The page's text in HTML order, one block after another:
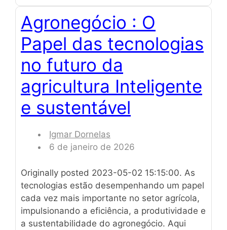
Agronegócio : O
Papel das tecnologias
no futuro da
agricultura Inteligente
e sustentável
Igmar Dornelas
6 de janeiro de 2026
Originally posted 2023-05-02 15:15:00. As
tecnologias estão desempenhando um papel
cada vez mais importante no setor agrícola,
impulsionando a eficiência, a produtividade e
a sustentabilidade do agronegócio. Aqui